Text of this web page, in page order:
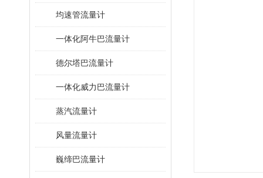
均速管流量计
一体化阿牛巴流量计
德尔塔巴流量计
一体化威力巴流量计
蒸汽流量计
风量流量计
巍缔巴流量计